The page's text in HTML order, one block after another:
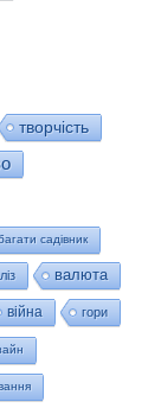
творчість
садівник
валюта
війна гори